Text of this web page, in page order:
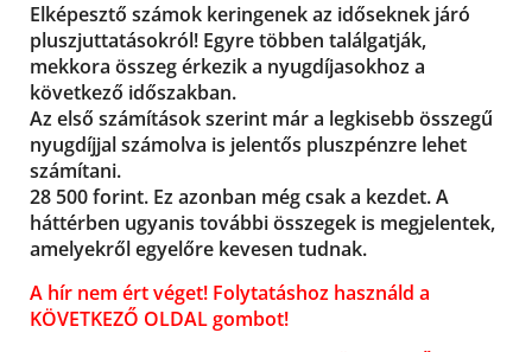
Elképesztő számok keringenek az időseknek járó
pluszjuttatásokról! Egyre többen találgatják,
mekkora összeg érkezik a nyugdíjasokhoz a
következő időszakban.
Az első számítások szerint már a legkisebb összegű
nyugdíjjal számolva is jelentős pluszpénzre lehet
számítani.
28 500 forint. Ez azonban még csak a kezdet. A
háttérben ugyanis további összegek is megjelentek,
amelyekről egyelőre kevesen tudnak.
A hír nem ért véget! Folytatáshoz használd a
KÖVETKEZŐ OLDAL gombot!